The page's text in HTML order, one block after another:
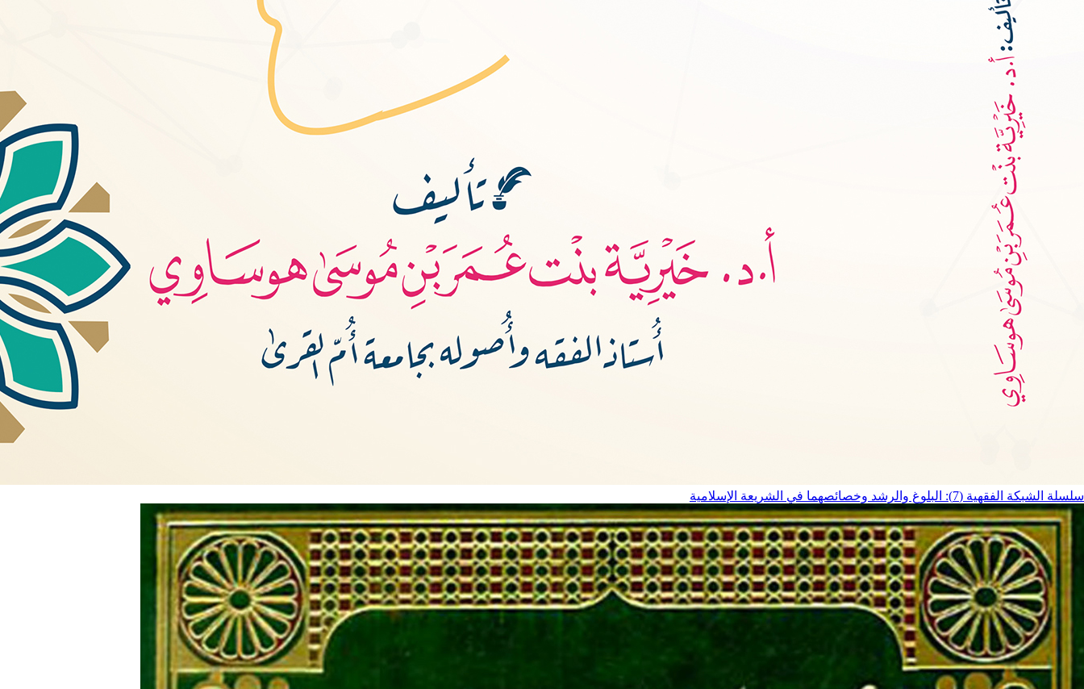
سلسلة الشبكة الفقهية (7): البلوغ والرشد وخصائصهما في الشريعة الإسلامية